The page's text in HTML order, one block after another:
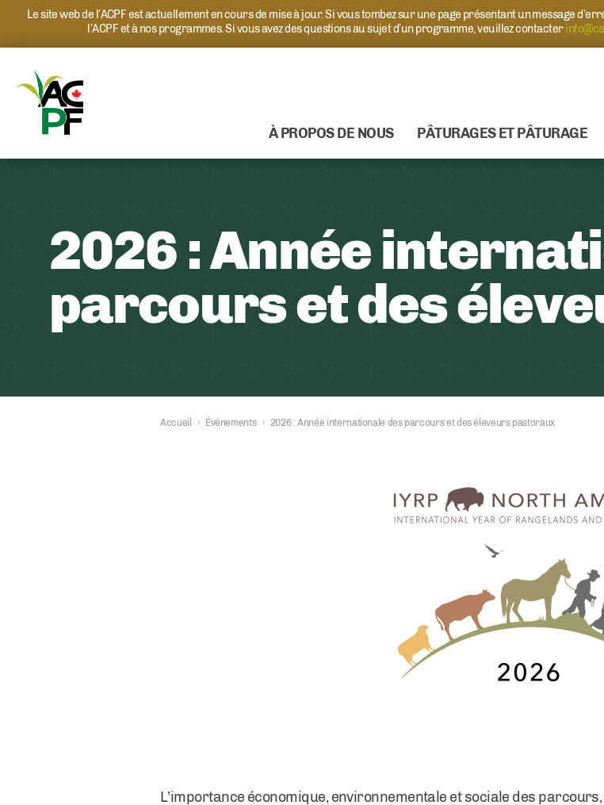
Le site web de l’ACPF est actuellement en cours de mise à jour. Si vous tombez sur une page présentant un message
l’ACPF et à nos programmes. Si vous avez des questions au sujet d’un programme, veuillez contacter
À PROPOS DE NOUS PÂTURAGES ET PÂTURAGE
2026 : Année
parcours et des
Accueil › Événements › 2026 : Année internationale des parcours et des éleveurs pastoraux
L’importance économique, environnementale et sociale des